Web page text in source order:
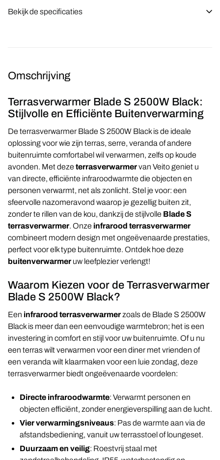
Opties
Lichtstraat
Zonwering
Aluminium zijwand
Spie
Bekijk de specificaties
Omschrijving
Terrasverwarmer Blade S 2500W Black:
Stijlvolle en Efficiënte Buitenverwarming
De terrasverwarmer Blade S 2500W Black is de ideale
oplossing voor wie zijn terras, serre, veranda of andere
buitenruimte comfortabel wil verwarmen, zelfs op koude
avonden. Met deze terrasverwarmervan Veito geniet u
van directe, efficiënte infraroodwarmte die objecten en
personen verwarmt, net als zonlicht. Stel je voor: een
sfeervolle nazomeravond waarop je gezellig buiten zit,
zonder te rillen van de kou, dankzij de stijlvolle Blade S
terrasverwarmer. Onze infrarood terrasverwarmer
combineert modern design met ongeëvenaarde prestaties,
perfect voor elk type buitenruimte. Ontdek hoe deze
buitenverwarmer uw leefplezier verlengt!
Waarom Kiezen voor de Terrasverwarmer
Blade S 2500W Black?
Een infrarood terrasverwarmer zoals de Blade S 2500W
Black is meer dan een eenvoudige warmtebron; het is een
investering in comfort en stijl voor uw buitenruimte. Of u nu
een terras wilt verwarmen voor een diner met vrienden of
een veranda wilt klaarmaken voor een luie zondag, deze
terrasverwarmer biedt ongeëvenaarde voordelen:
Directe infraroodwarmte: Verwarmt personen en
objecten efficiënt, zonder energieverspilling aan de lucht.
Vier verwarmingsniveaus: Pas de warmte aan via de
afstandsbediening, vanuit uw terrasstoel of loungeset.
Duurzaam en veilig: Roestvrij staal met